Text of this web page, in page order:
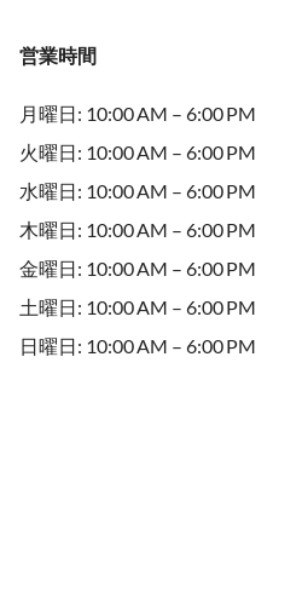
営業時間
月曜日: 10:00 AM – 6:00 PM
火曜日: 10:00 AM – 6:00 PM
水曜日: 10:00 AM – 6:00 PM
木曜日: 10:00 AM – 6:00 PM
金曜日: 10:00 AM – 6:00 PM
土曜日: 10:00 AM – 6:00 PM
日曜日: 10:00 AM – 6:00 PM